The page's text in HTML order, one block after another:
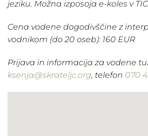
jeziku. Možna izposoja e-koles v
Cena vodene dogodivščine z
vodnikom (do 20 oseb): 160 EUR
Prijava in informacija za vodene
ksenja@skrateljc.org, telefon 070